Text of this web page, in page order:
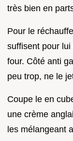
très bien en
Pour le
suffisent pour
four. Côté anti
peu trop, ne le
Coupe le en
une crème
les mélangeant